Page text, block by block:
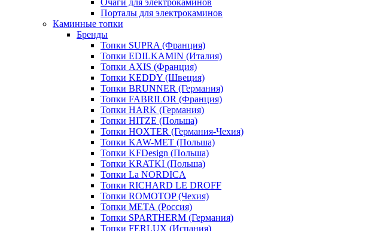
Очаги для электрокаминов
Порталы для электрокаминов
Каминные топки
Бренды
Топки SUPRA (Франция)
Топки EDILKAMIN (Италия)
Топки AXIS (Франция)
Топки KEDDY (Швеция)
Топки BRUNNER (Германия)
Топки FABRILOR (Франция)
Топки HARK (Германия)
Топки HITZE (Польша)
Топки HOXTER (Германия-Чехия)
Топки KAW-MET (Польша)
Топки KFDesign (Польша)
Топки KRATKI (Польша)
Топки La NORDICA
Топки RICHARD LE DROFF
Топки ROMOTOP (Чехия)
Топки МЕТА (Россия)
Топки SPARTHERM (Германия)
Топки FERLUX (Испания)